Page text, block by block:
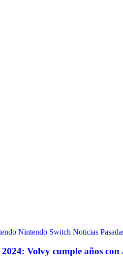
Nintendo Switch Noticias
Volvy cumple años con